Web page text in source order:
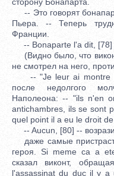
-- Это говорят
Пьера. -- Теперь
Франции.
-- Bonaparte l'a dit, [78]
(Видно было, что
не смотрел на него,
-- "Je leur ai montre
после недолгого
Наполеона: -- "ils n'en
antichambres, ils se sont
quel point il a eu le droit
-- Aucun, [80] --
даже самые
героя. Si meme ca a
сказал виконт,
l'assassinat du duc il y